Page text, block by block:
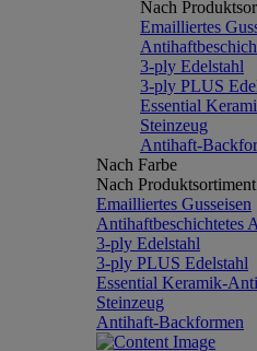
Nach
Emailliertes
3-ply Edelstahl
3-ply PLUS
Essential
Steinzeug
Antihaft-
Nach Farbe
Nach Produktsortiment
Emailliertes Gusseisen
Antihaftbeschichtetes
3-ply Edelstahl
3-ply PLUS Edelstahl
Essential Keramik-
Steinzeug
Antihaft-Backformen